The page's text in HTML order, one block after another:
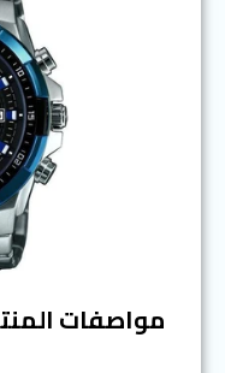
مواصفات